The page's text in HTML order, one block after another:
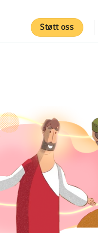
Støtt oss